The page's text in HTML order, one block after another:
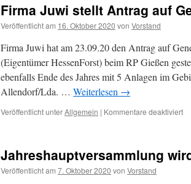
Firma Juwi stellt Antrag auf
Veröffentlicht am 16. Oktober 2020 von Vorstand
Firma Juwi hat am 23.09.20 den Antrag auf
(Eigentümer HessenForst) beim RP Gießen
ebenfalls Ende des Jahres mit 5 Anlagen im
Allendorf/Lda. … Weiterlesen →
Veröffentlicht unterAllgemein | Kommentare deaktiviertfür
Jahreshauptversammlung
Veröffentlicht am 7. Oktober 2020 von Vorstand